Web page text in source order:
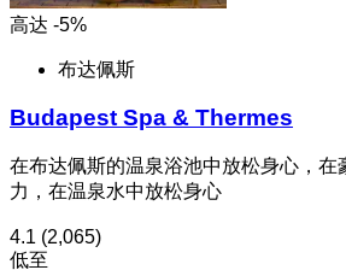
高达 -5%
布达佩斯
Budapest Spa & Thermes
在布达佩斯的温泉浴池中放松身心，在
力，在温泉水中放松身心
4.1 (2,065)
低至